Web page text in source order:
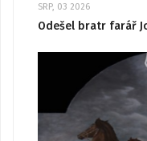
SRP, 03 2026
Odešel bratr farář